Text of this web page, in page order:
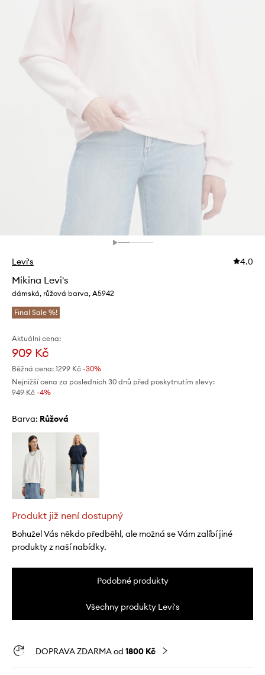
Levi's 4.0
Mikina Levi's
dámská, růžová barva, A5942
Final Sale %!
Aktuální cena:
909 Kč
Běžná cena: 1299 Kč -30%
Nejnižší cena za posledních 30 dnů před poskytnutím slevy:
949 Kč -4%
Barva: růžová
Produkt již není dostupný
Bohužel Vás někdo předběhl, ale možná se Vám zalíbí jiné
produkty z naší nabídky.
Podobné produkty
Všechny produkty Levi's
DOPRAVA ZDARMA od 1800 Kč